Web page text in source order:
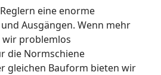
eine enorme
Ausgängen. Wenn mehr
problemlos
die Normschiene
gleichen Bauform bieten wir